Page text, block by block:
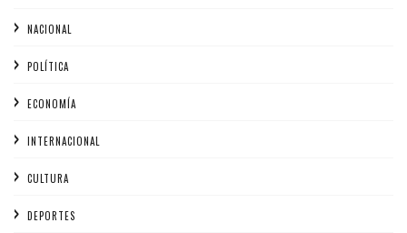
NACIONAL
POLÍTICA
ECONOMÍA
INTERNACIONAL
CULTURA
DEPORTES